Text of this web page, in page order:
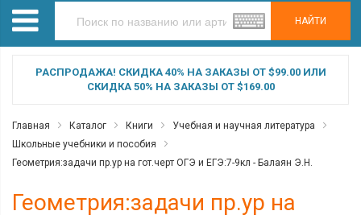
НАЙТИ
РАСПРОДАЖА! СКИДКА 40% НА ЗАКАЗЫ ОТ $99.00 ИЛИ
СКИДКА 50% НА ЗАКАЗЫ ОТ $169.00
Главная Каталог Книги
Учебная и научная литература
Школьные учебники и пособия
Геометрия:задачи пр.ур на гот.черт ОГЭ и ЕГЭ:7-9кл - Балаян Э.Н.
Геометрия:задачи пр.ур на